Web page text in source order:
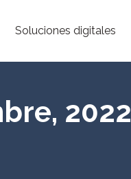
Soluciones digitales
2022